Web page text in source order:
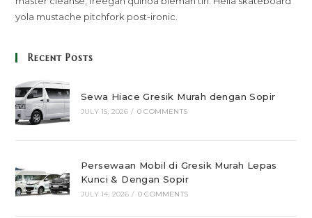
yola mustache pitchfork post-ironic.
Recent Posts
Sewa Hiace Gresik Murah dengan Sopir
JULY 15, 2026 / 0 COMMENTS
Persewaan Mobil di Gresik Murah Lepas
Kunci & Dengan Sopir
JULY 14, 2026 / 0 COMMENTS